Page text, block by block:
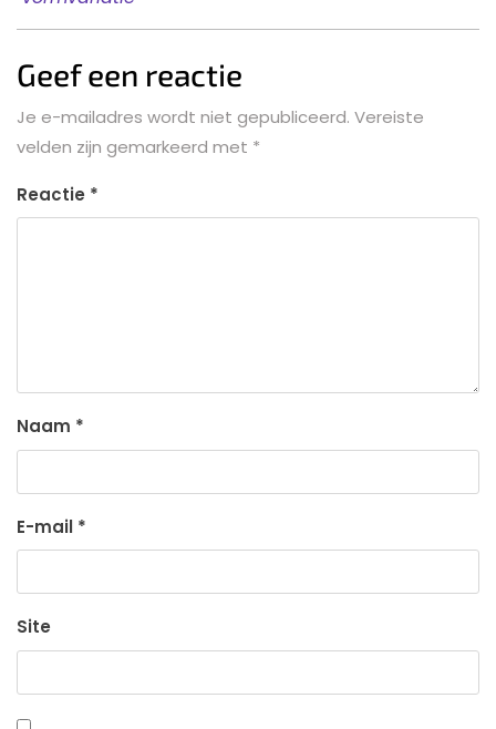
Geef een reactie
Je e-mailadres wordt niet gepubliceerd. Vereiste
velden zijn gemarkeerd met *
Reactie *
Naam *
E-mail *
Site